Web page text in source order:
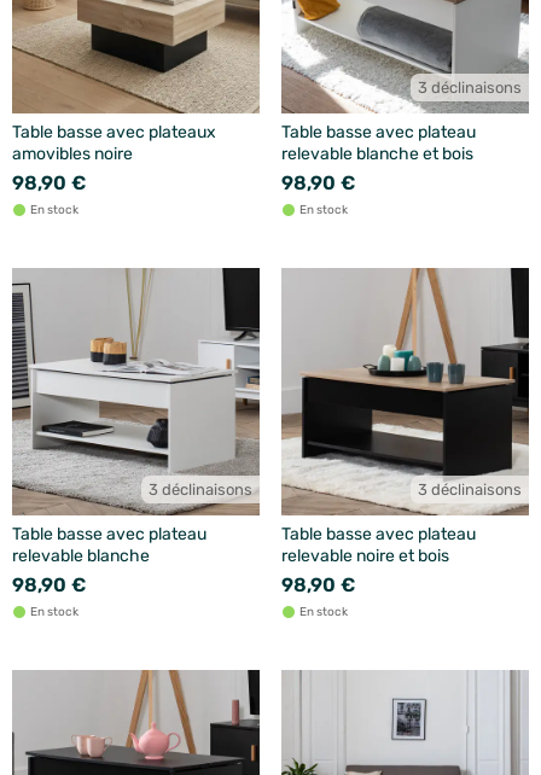
Table basse avec plateaux
amovibles noire
98,90 €
En stock
3 déclinaisons
Table basse avec plateau
relevable blanche et bois
98,90 €
En stock
3 déclinaisons
Table basse avec plateau
relevable blanche
98,90 €
En stock
3 déclinaisons
Table basse avec plateau
relevable noire et bois
98,90 €
En stock